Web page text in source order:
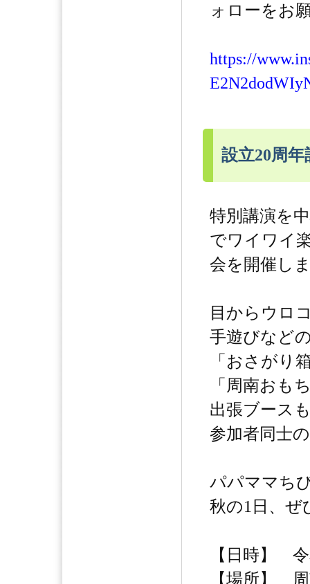
ォローをお
https://
設立20周
特別講演を
でワイワイ
会を開催し
目からウロ
手遊びなど
「おさがり
「周南おも
出張ブース
参加者同士
パパママち
秋の1日、ぜ
【日時】
【場所】